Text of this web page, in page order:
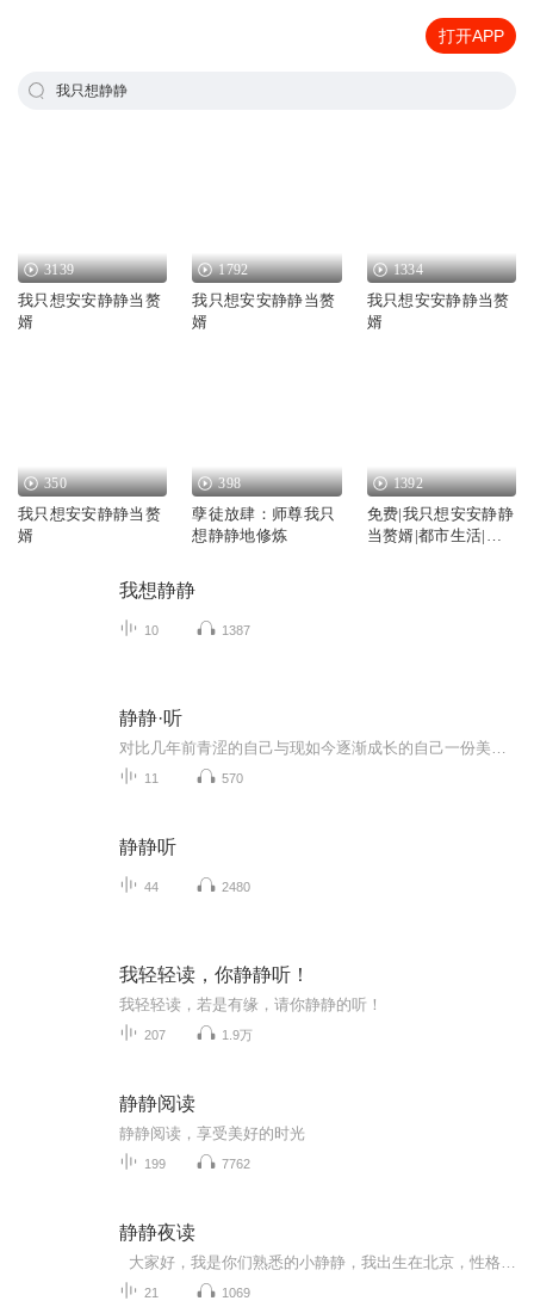
打开APP
我只想静静
3139
我只想安安静静当赘
婿
1792
我只想安安静静当赘
婿
1334
我只想安安静静当赘
婿
350
我只想安安静静当赘
婿
398
孽徒放肆：师尊我只
想静静地修炼
1392
免费|我只想安安静静
当赘婿|都市生活|赘
我想静静
10 1387
静静·听
11 570
静静听
44 2480
我轻轻读，你静静听！
我轻轻读，若是有缘，请你静静的听！
207 1.9万
静静阅读
静静阅读，享受美好的时光
199 7762
静静夜读
21 1069